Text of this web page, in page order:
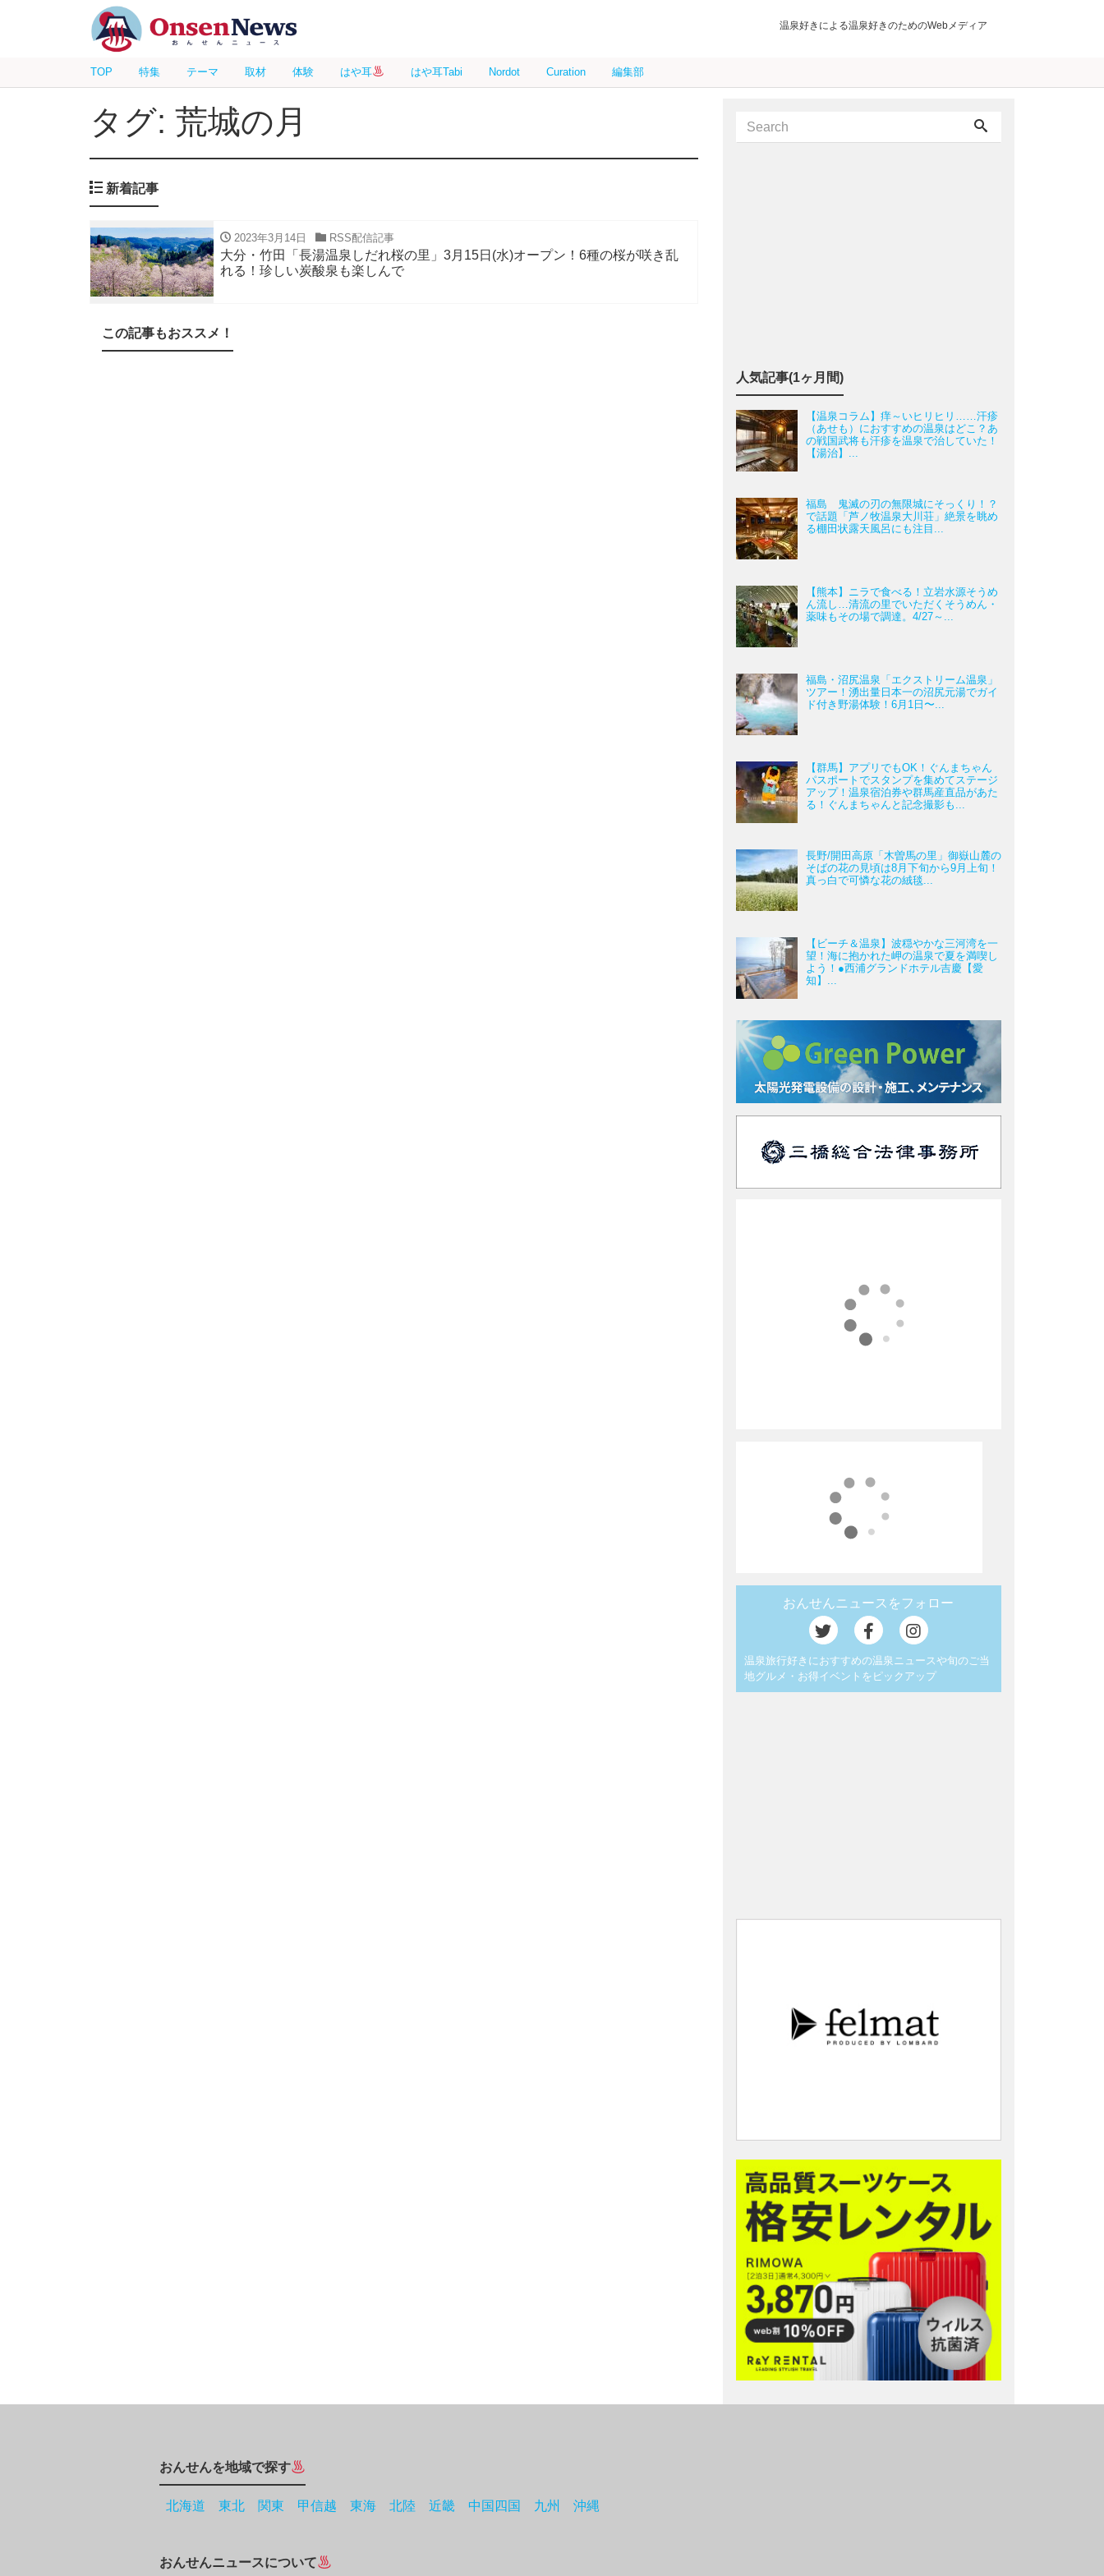
温泉好きによる温泉好きのためのWebメディア
TOP 特集 テーマ 取材 体験 はや耳 はや耳Tabi Nordot Curation 編集部
タグ: 荒城の月
新着記事
2023年3月14日 RSS配信記事
大分・竹田「長湯温泉しだれ桜の里」3月15日(水)オープン！6種の桜が咲き乱
れる！珍しい炭酸泉も楽しんで
この記事もおススメ！
人気記事(1ヶ月間)
【温泉コラム】痒～いヒリヒリ……汗疹
（あせも）におすすめの温泉はどこ？あ
の戦国武将も汗疹を温泉で治していた！
【湯治】...
福島 鬼滅の刃の無限城にそっくり！？
で話題「芦ノ牧温泉大川荘」絶景を眺め
る棚田状露天風呂にも注目...
【熊本】ニラで食べる！立岩水源そうめ
ん流し…清流の里でいただくそうめん・
薬味もその場で調達。4/27～...
福島・沼尻温泉「エクストリーム温泉」
ツアー！湧出量日本一の沼尻元湯でガイ
ド付き野湯体験！6月1日〜...
【群馬】アプリでもOK！ぐんまちゃん
パスポートでスタンプを集めてステージ
アップ！温泉宿泊券や群馬産直品があた
る！ぐんまちゃんと記念撮影も...
長野/開田高原「木曽馬の里」御嶽山麓の
そばの花の見頃は8月下旬から9月上旬！
真っ白で可憐な花の絨毯...
【ビーチ＆温泉】波穏やかな三河湾を一
望！海に抱かれた岬の温泉で夏を満喫し
よう！●西浦グランドホテル吉慶【愛
知】...
おんせんニュースをフォロー
温泉旅行好きにおすすめの温泉ニュースや旬のご当
地グルメ・お得イベントをピックアップ
おんせんを地域で探す
北海道 東北 関東 甲信越 東海 北陸 近畿 中国四国 九州 沖縄
おんせんニュースについて